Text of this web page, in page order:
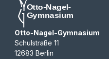
Otto-Nagel-Gymnasium
Schulstraße 11
12683 Berlin